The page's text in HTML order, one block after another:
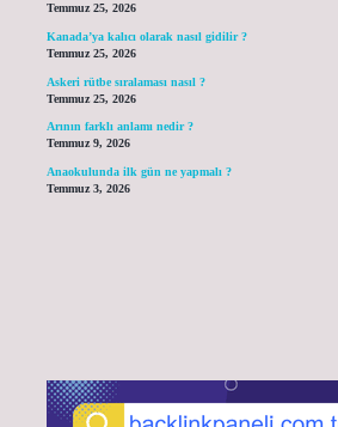
Temmuz 25, 2026
Kanada’ya kalıcı olarak nasıl gidilir ?
Temmuz 25, 2026
Askeri rütbe sıralaması nasıl ?
Temmuz 25, 2026
Arının farklı anlamı nedir ?
Temmuz 9, 2026
Anaokulunda ilk gün ne yapmalı ?
Temmuz 3, 2026